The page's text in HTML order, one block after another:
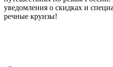
уведомления о скидках и
речные круизы!